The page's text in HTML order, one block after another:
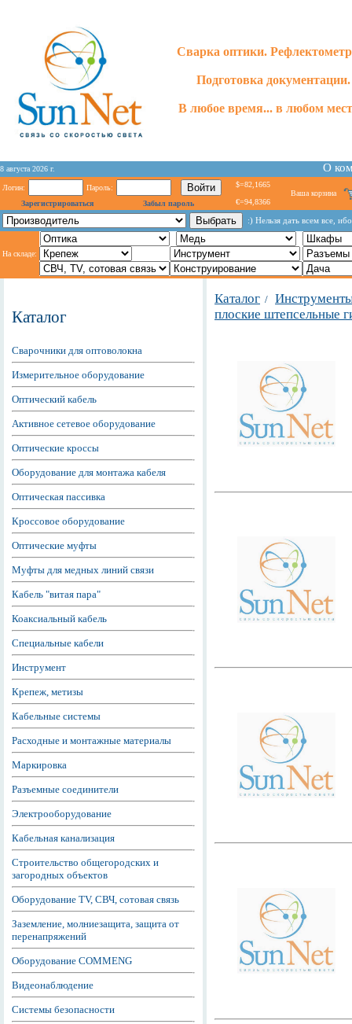
Сварка оптики.
Подготовка документации.
В любое время... в любом
8 августа 2026 г. О
Логин:
Пароль:
Зарегистрироваться
Забыл пароль
$=82,1665
€=94,8366
Ваша корзина
:) Нельзя дать всем все,
На складе:
Каталог
Сварочники для оптоволокна
Измерительное оборудование
Оптический кабель
Активное сетевое оборудование
Оптические кроссы
Оборудование для монтажа кабеля
Оптическая пассивка
Кроссовое оборудование
Оптические муфты
Муфты для медных линий связи
Кабель "витая пара"
Коаксиальный кабель
Специальные кабели
Инструмент
Крепеж, метизы
Кабельные системы
Расходные и монтажные материалы
Маркировка
Разъемные соединители
Электрооборудование
Кабельная канализация
Строительство общегородских и
загородных объектов
Оборудование TV, СВЧ, сотовая связь
Заземление, молниезащита, защита от
перенапряжений
Оборудование COMMENG
Видеонаблюдение
Системы безопасности
Каталог /
плоские штепсельные